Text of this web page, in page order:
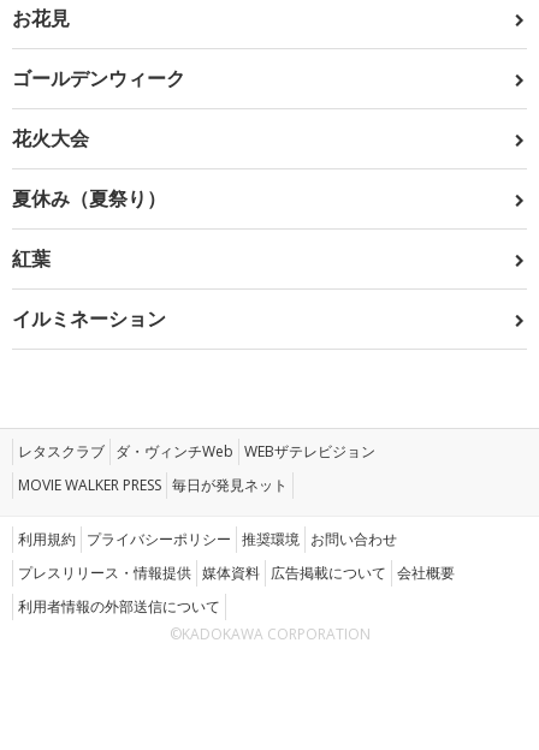
お花見
ゴールデンウィーク
花火大会
夏休み（夏祭り）
紅葉
イルミネーション
レタスクラブ ダ・ヴィンチWeb WEBザテレビジョン
MOVIE WALKER PRESS 毎日が発見ネット
利用規約 プライバシーポリシー 推奨環境 お問い合わせ
プレスリリース・情報提供 媒体資料 広告掲載について 会社概要
利用者情報の外部送信について
©KADOKAWA CORPORATION